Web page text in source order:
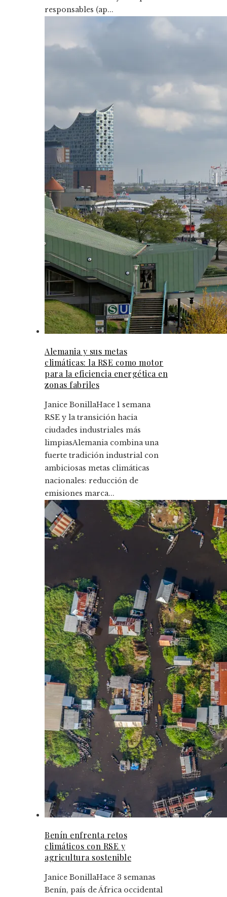
responsables (ap...
Alemania y sus metas
climáticas: la RSE como motor
para la eficiencia energética en
zonas fabriles
Janice BonillaHace 1 semana
RSE y la transición hacia
ciudades industriales más
limpiasAlemania combina una
fuerte tradición industrial con
ambiciosas metas climáticas
nacionales: reducción de
emisiones marca...
Benín enfrenta retos
climáticos con RSE y
agricultura sostenible
Janice BonillaHace 3 semanas
Benín, país de África occidental